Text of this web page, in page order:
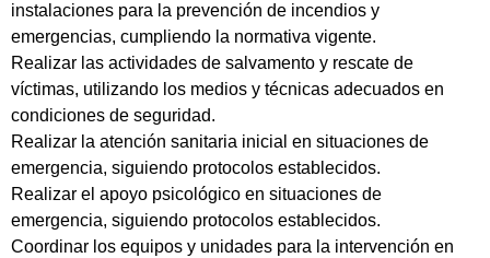
instalaciones para la prevención de incendios y
emergencias, cumpliendo la normativa vigente.
Realizar las actividades de salvamento y rescate de
víctimas, utilizando los medios y técnicas adecuados en
condiciones de seguridad.
Realizar la atención sanitaria inicial en situaciones de
emergencia, siguiendo protocolos establecidos.
Realizar el apoyo psicológico en situaciones de
emergencia, siguiendo protocolos establecidos.
Coordinar los equipos y unidades para la intervención en